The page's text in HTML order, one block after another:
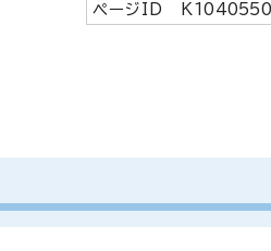
ページID K 1040550